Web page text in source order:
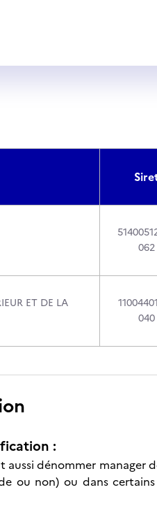
062
ET DE LA
040
:
aussi dénommer manager
ou non) ou dans